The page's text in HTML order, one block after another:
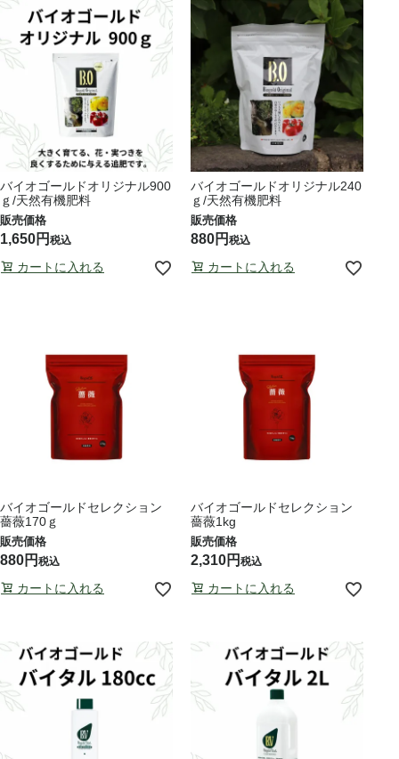
バイオゴールドオリジナル900
ｇ/天然有機肥料
1,650 税込
カートに入れる
バイオゴールドオリジナル240
ｇ/天然有機肥料
880 税込
カートに入れる
バイオゴールドセレクション
薔薇170ｇ
880 税込
カートに入れる
バイオゴールドセレクション
薔薇1kg
2,310 税込
カートに入れる